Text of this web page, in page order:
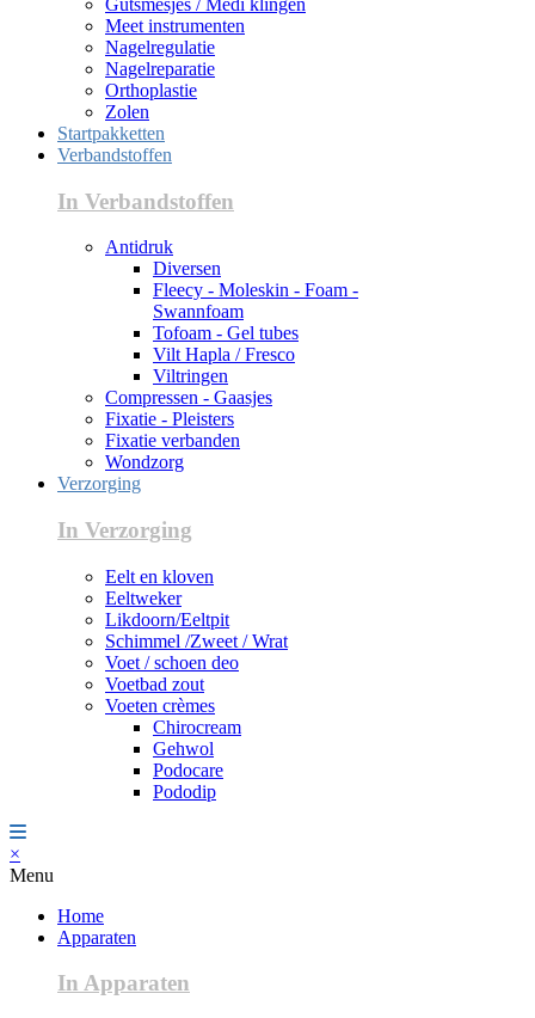
Meet instrumenten
Nagelregulatie
Nagelreparatie
Orthoplastie
Zolen
Startpakketten
Verbandstoffen
In Verbandstoffen
Antidruk
Diversen
Fleecy - Moleskin - Foam -
Swannfoam
Tofoam - Gel tubes
Vilt Hapla / Fresco
Viltringen
Compressen - Gaasjes
Fixatie - Pleisters
Fixatie verbanden
Wondzorg
Verzorging
In Verzorging
Eelt en kloven
Eeltweker
Likdoorn/Eeltpit
Schimmel /Zweet / Wrat
Voet / schoen deo
Voetbad zout
Voeten crèmes
Chirocream
Gehwol
Podocare
Pododip
×
Menu
Home
Apparaten
In Apparaten